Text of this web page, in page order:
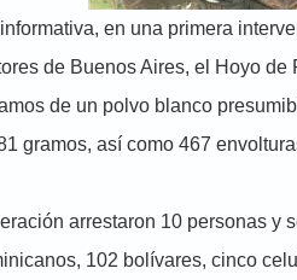
en una primera
de Buenos Aires, el Hoyo
de un polvo blanco
gramos, así como 467
arrestaron 10 personas y
102 bolívares, cinco